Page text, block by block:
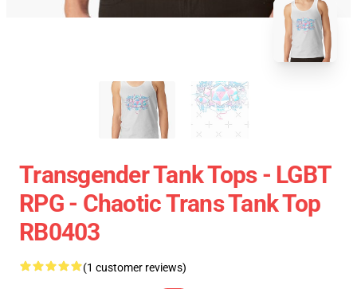
Transgender Tank Tops - LGBT
RPG - Chaotic Trans Tank Top
RB0403
(1 customer reviews)